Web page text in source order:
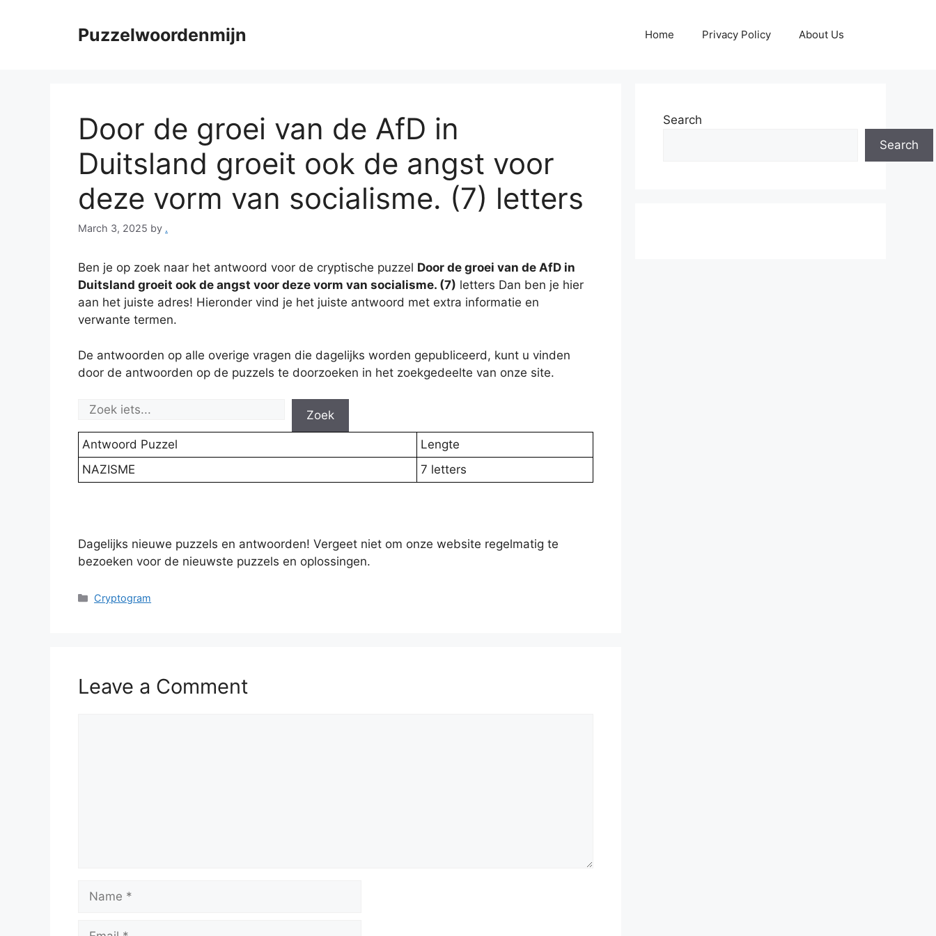
Puzzelwoordenmijn Home Privacy Policy About Us
Door de groei van de AfD in
Duitsland groeit ook de angst voor
deze vorm van socialisme. (7) letters
March 3, 2025 by .
Ben je op zoek naar het antwoord voor de cryptische puzzel Door de groei van de AfD in
Duitsland groeit ook de angst voor deze vorm van socialisme. (7) letters Dan ben je hier
aan het juiste adres! Hieronder vind je het juiste antwoord met extra informatie en
verwante termen.
De antwoorden op alle overige vragen die dagelijks worden gepubliceerd, kunt u vinden
door de antwoorden op de puzzels te doorzoeken in het zoekgedeelte van onze site.
Zoek
Antwoord Puzzel
Lengte
NAZISME
7 letters
Dagelijks nieuwe puzzels en antwoorden! Vergeet niet om onze website regelmatig te
bezoeken voor de nieuwste puzzels en oplossingen.
Categories
Cryptogram
Leave a Comment
Name
Email
Search
Search